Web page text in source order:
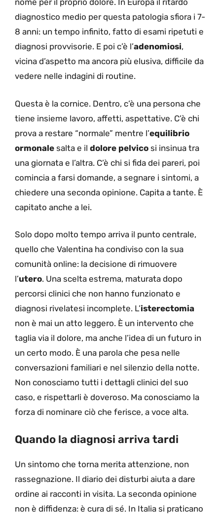
nome per il proprio dolore. In Europa il ritardo
diagnostico medio per questa patologia sfiora i 7-
8 anni: un tempo infinito, fatto di esami ripetuti e
diagnosi provvisorie. E poi c’è l’adenomiosi,
vicina d’aspetto ma ancora più elusiva, difficile da
vedere nelle indagini di routine.
Questa è la cornice. Dentro, c’è una persona che
tiene insieme lavoro, affetti, aspettative. C’è chi
prova a restare “normale” mentre l’equilibrio
ormonale salta e il dolore pelvico si insinua tra
una giornata e l’altra. C’è chi si fida dei pareri, poi
comincia a farsi domande, a segnare i sintomi, a
chiedere una seconda opinione. Capita a tante. È
capitato anche a lei.
Solo dopo molto tempo arriva il punto centrale,
quello che Valentina ha condiviso con la sua
comunità online: la decisione di rimuovere
l’utero. Una scelta estrema, maturata dopo
percorsi clinici che non hanno funzionato e
diagnosi rivelatesi incomplete. L’isterectomia
non è mai un atto leggero. È un intervento che
taglia via il dolore, ma anche l’idea di un futuro in
un certo modo. È una parola che pesa nelle
conversazioni familiari e nel silenzio della notte.
Non conosciamo tutti i dettagli clinici del suo
caso, e rispettarli è doveroso. Ma conosciamo la
forza di nominare ciò che ferisce, a voce alta.
Quando la diagnosi arriva tardi
Un sintomo che torna merita attenzione, non
rassegnazione. Il diario dei disturbi aiuta a dare
ordine ai racconti in visita. La seconda opinione
non è diffidenza: è cura di sé. In Italia si praticano